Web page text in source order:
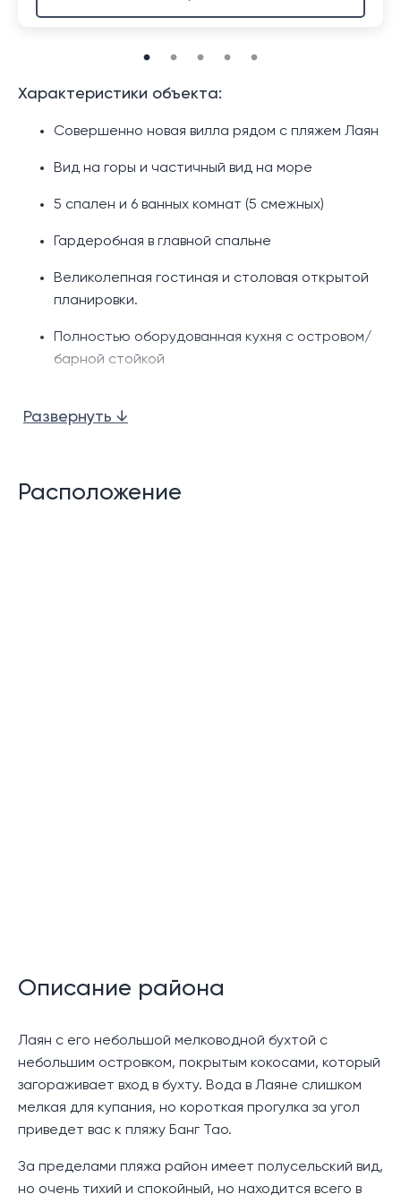
Характеристики объекта:
Совершенно новая вилла рядом с пляжем Лаян
Вид на горы и частичный вид на море
5 спален и 6 ванных комнат (5 смежных)
Гардеробная в главной спальне
Великолепная гостиная и столовая открытой
планировки.
Полностью оборудованная кухня с островом/
барной стойкой
этажей, на нижнем уровне находится парковка и
прислуги.
На среднем уровне находятся две дополнительные
спальни для гостей, полностью оборудованная
кухня в западном стиле, отдельная тайская кухня и
гостиная, а также столовая открытой планировки.
Гостиная впечатляет двойным высоким потолком,
создающим ощущение простора, яркости и
Развернуть ↓
Расположение
Описание района
Лаян с его небольшой мелководной бухтой с
небольшим островком, покрытым кокосами, который
загораживает вход в бухту. Вода в Лаяне слишком
мелкая для купания, но короткая прогулка за угол
приведет вас к пляжу Банг Тао.
За пределами пляжа район имеет полусельский вид,
но очень тихий и спокойный, но находится всего в